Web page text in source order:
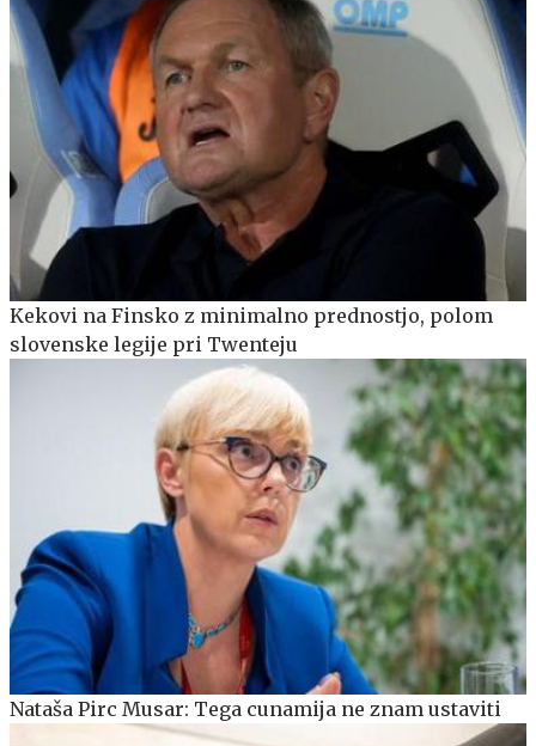
Kekovi na Finsko z minimalno prednostjo, polom
slovenske legije pri Twenteju
Nataša Pirc Musar: Tega cunamija ne znam ustaviti